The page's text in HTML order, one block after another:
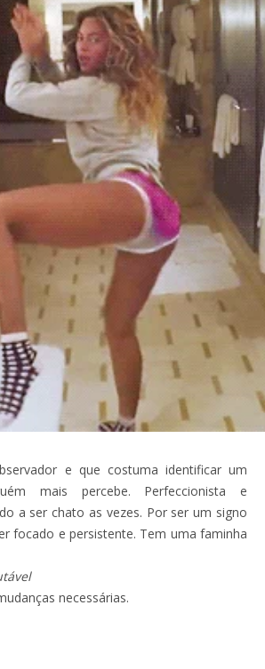
e que costuma identificar um
mais percebe. Perfeccionista e
a ser chato as vezes. Por ser um signo
focado e persistente. Tem uma faminha
necessárias.